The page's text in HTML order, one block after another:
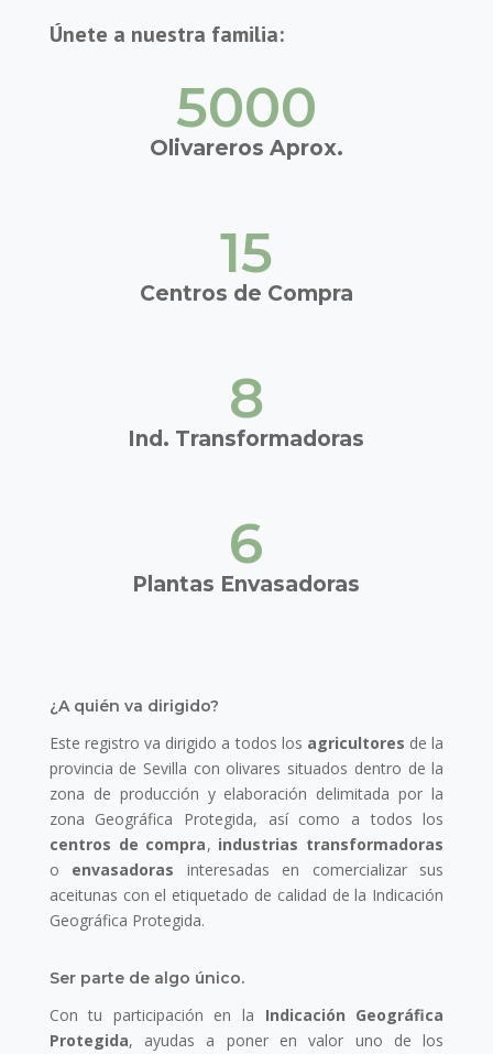
Únete a nuestra familia:
5000
Olivareros Aprox.
15
Centros de Compra
8
Ind. Transformadoras
6
Plantas Envasadoras
¿A quién va dirigido?
Este registro va dirigido a todos los agricultores de la
provincia de Sevilla con olivares situados dentro de la
zona de producción y elaboración delimitada por la
zona Geográfica Protegida, así como a todos los
centros de compra, industrias transformadoras
o envasadoras interesadas en comercializar sus
aceitunas con el etiquetado de calidad de la Indicación
Geográfica Protegida.
Ser parte de algo único.
Con tu participación en la Indicación Geográfica
Protegida, ayudas a poner en valor uno de los